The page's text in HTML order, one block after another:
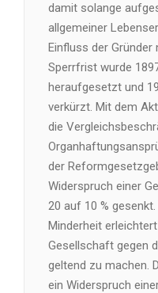
damit solange
allgemeiner
Einfluss der Gründer
Sperrfrist wurde
heraufgesetzt und
verkürzt. Mit dem
die
der
Widerspruch einer
20 auf 10 %
Minderheit
Gesellschaft gegen
geltend zu machen.
ein Widerspruch